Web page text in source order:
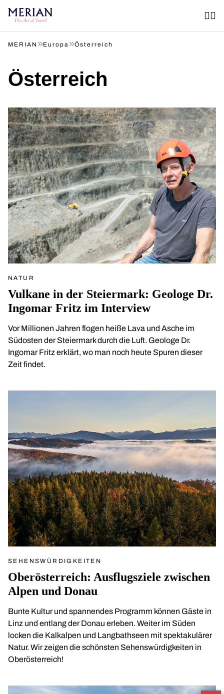
MERIAN »Europa »Österreich
Österreich
NATUR
Vulkane in der Steiermark: Geologe Dr.
Ingomar Fritz im Interview
Vor Millionen Jahren flogen heiße Lava und Asche im
Südosten der Steiermark durch die Luft. Geologe Dr.
Ingomar Fritz erklärt, wo man noch heute Spuren dieser
Zeit findet.
SEHENSWÜRDIGKEITEN
Oberösterreich: Ausflugsziele zwischen
Alpen und Donau
Bunte Kultur und spannendes Programm können Gäste in
Linz und entlang der Donau erleben. Weiter im Süden
locken die Kalkalpen und Langbathseen mit spektakulärer
Natur. Wir zeigen die schönsten Sehenswürdigkeiten in
Oberösterreich!